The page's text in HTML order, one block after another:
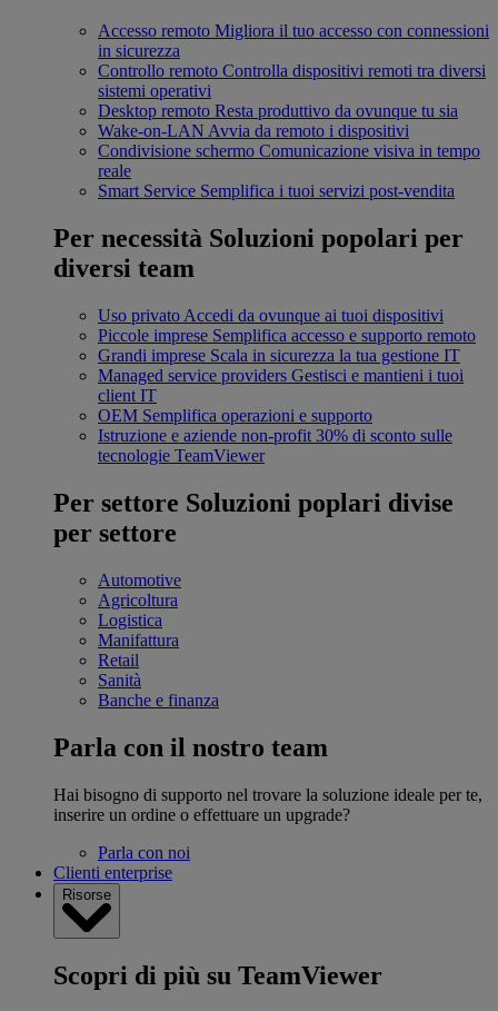
Accesso remoto Migliora il tuo accesso con connessioni
in sicurezza
Controllo remoto Controlla dispositivi remoti tra diversi
sistemi operativi
Desktop remoto Resta produttivo da ovunque tu sia
Wake-on-LAN Avvia da remoto i dispositivi
Condivisione schermo Comunicazione visiva in tempo
reale
Smart Service Semplifica i tuoi servizi post-vendita
Per necessità Soluzioni popolari per
diversi team
Uso privato Accedi da ovunque ai tuoi dispositivi
Piccole imprese Semplifica accesso e supporto remoto
Grandi imprese Scala in sicurezza la tua gestione IT
Managed service providers Gestisci e mantieni i tuoi
client IT
OEM Semplifica operazioni e supporto
Istruzione e aziende non-profit 30% di sconto sulle
tecnologie TeamViewer
Per settore Soluzioni poplari divise
per settore
Automotive
Agricoltura
Logistica
Manifattura
Retail
Sanità
Banche e finanza
Parla con il nostro team
Hai bisogno di supporto nel trovare la soluzione ideale per te,
inserire un ordine o effettuare un upgrade?
Parla con noi
Clienti enterprise
Risorse
Scopri di più su TeamViewer